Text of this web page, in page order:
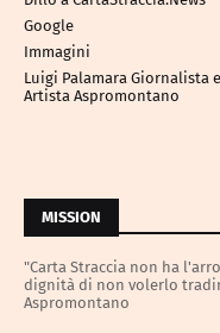
Google
Immagini
Luigi Palamara Giornalista e
Artista Aspromontano
MISSION
"Carta Straccia non ha
dignità di non volerlo
Aspromontano